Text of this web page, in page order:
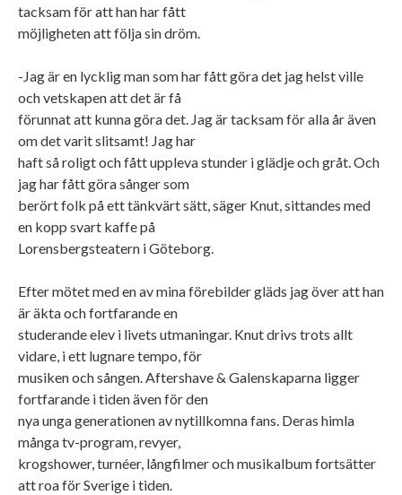
tacksam för att han har fått
möjligheten att följa sin dröm.
-Jag är en lycklig man som har fått göra det jag helst ville
och vetskapen att det är få
förunnat att kunna göra det. Jag är tacksam för alla år även
om det varit slitsamt! Jag har
haft så roligt och fått uppleva stunder i glädje och gråt. Och
jag har fått göra sånger som
berört folk på ett tänkvärt sätt, säger Knut, sittandes med
en kopp svart kaffe på
Lorensbergsteatern i Göteborg.
Efter mötet med en av mina förebilder gläds jag över att han
är äkta och fortfarande en
studerande elev i livets utmaningar. Knut drivs trots allt
vidare, i ett lugnare tempo, för
musiken och sången. Aftershave & Galenskaparna ligger
fortfarande i tiden även för den
nya unga generationen av nytillkomna fans. Deras himla
många tv-program, revyer,
krogshower, turnéer, långfilmer och musikalbum fortsätter
att roa för Sverige i tiden.